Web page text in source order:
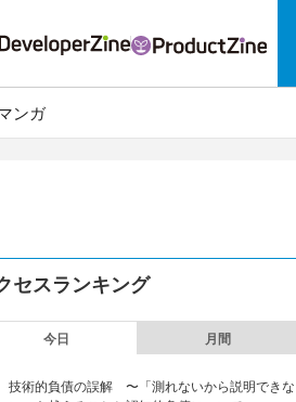
ンガ
セスランキング
今日 月間
技術的負債の誤解 〜「測れないから説明できな